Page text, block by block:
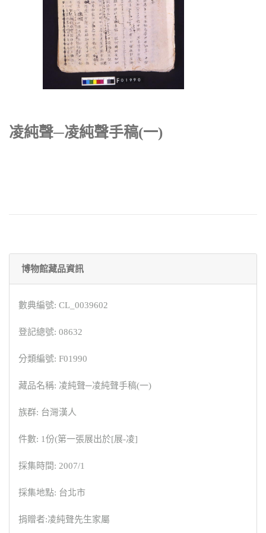
凌純聲─凌純聲手稿(一)
博物館藏品資訊
數典編號: CL_0039602
登記總號: 08632
分類編號: F01990
藏品名稱: 凌純聲─凌純聲手稿(一)
族群: 台灣漢人
件數: 1份(第一張展出於[展-凌]
採集時間: 2007/1
採集地點: 台北市
捐贈者:凌純聲先生家屬